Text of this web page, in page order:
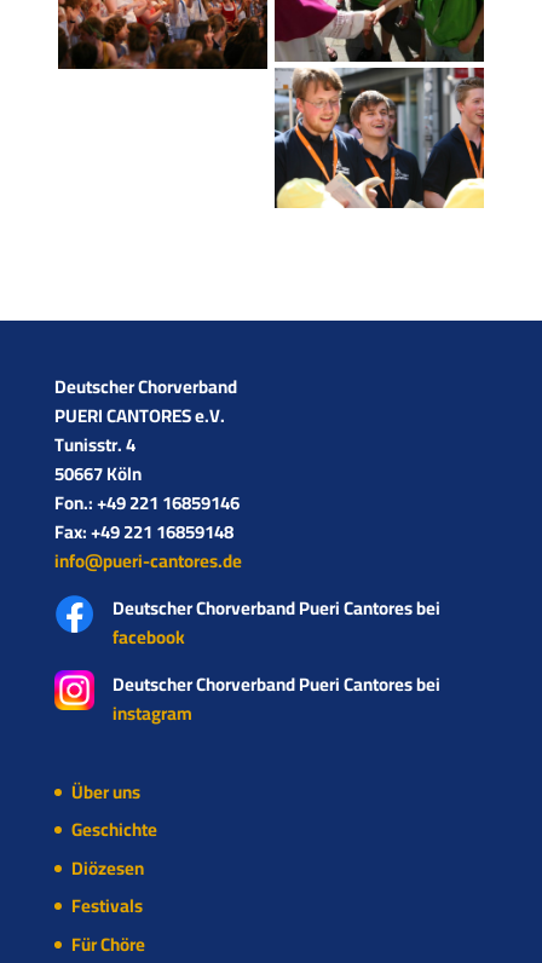
Deutscher Chorverband­
PUERI CANTORES e.V.
Tunisstr. 4
50667 Köln
Fon.: +49 221 16859146
Fax: +49 221 16859148
info@pueri-cantores.de
Deutscher Chorverband Pueri Cantores bei
facebook
Deutscher Chorverband Pueri Cantores bei
instagram
Über uns
Geschichte
Diözesen
Festivals
Für Chöre